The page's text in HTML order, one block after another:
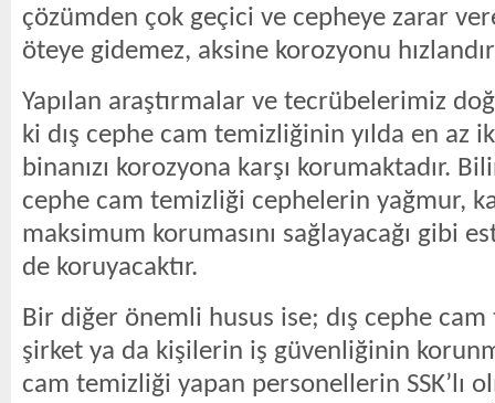
çözümden çok geçici ve cepheye zarar
öteye gidemez, aksine korozyonu
Yapılan araştırmalar ve tecrübelerimiz
ki dış cephe cam temizliğinin yılda en az
binanızı korozyona karşı korumaktadır.
cephe cam temizliği cephelerin yağmur,
maksimum korumasını sağlayacağı gibi
de koruyacaktır.
Bir diğer önemli husus ise; dış cephe
şirket ya da kişilerin iş güvenliğinin
cam temizliği yapan personellerin SSK’lı